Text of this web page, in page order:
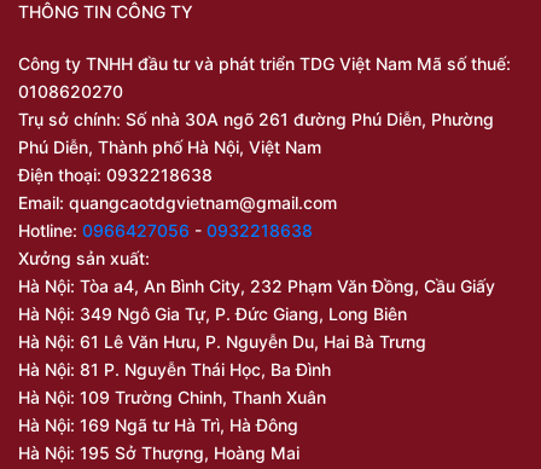
THÔNG TIN CÔNG TY
Công ty TNHH đầu tư và phát triển TDG Việt Nam Mã số thuế:
0108620270
Trụ sở chính: Số nhà 30A ngõ 261 đường Phú Diễn, Phường
Phú Diễn, Thành phố Hà Nội, Việt Nam
Điện thoại: 0932218638
Email: quangcaotdgvietnam@gmail.com
Hotline: 0966427056 - 0932218638
Xưởng sản xuất:
Hà Nội: Tòa a4, An Bình City, 232 Phạm Văn Đồng, Cầu Giấy
Hà Nội: 349 Ngô Gia Tự, P. Đức Giang, Long Biên
Hà Nội: 61 Lê Văn Hưu, P. Nguyễn Du, Hai Bà Trưng
Hà Nội: 81 P. Nguyễn Thái Học, Ba Đình
Hà Nội: 109 Trường Chinh, Thanh Xuân
Hà Nội: 169 Ngã tư Hà Trì, Hà Đông
Hà Nội: 195 Sở Thượng, Hoàng Mai